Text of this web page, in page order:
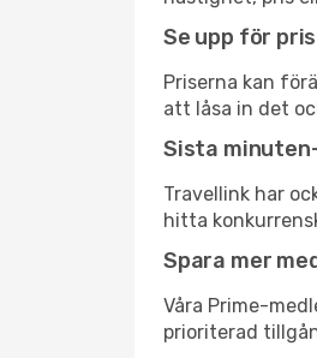
Se upp för
Priserna kan
att låsa in det
Sista
Travellink har
hitta
Spara mer
Våra Prime-
prioriterad